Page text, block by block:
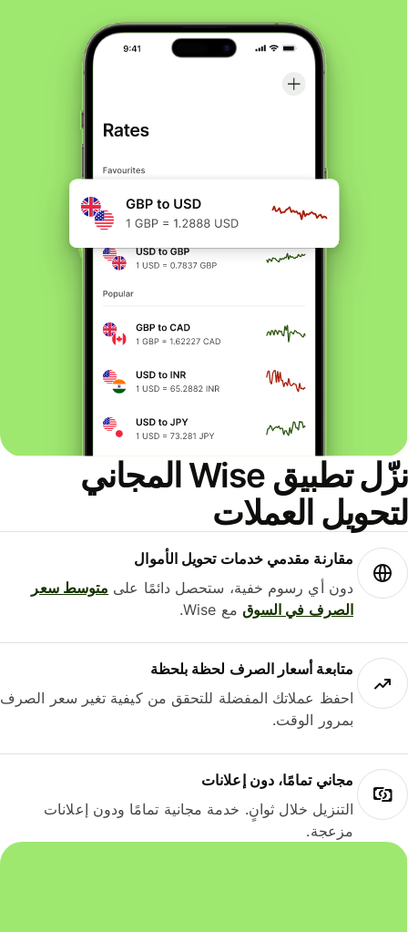
نزّل تطبيق Wise المجاني
العملات
مقارنة مقدمي خدمات تحويل الأموال
دون أي رسوم خفية، ستحصل دائمًا علىمتوسط ​​سعر
الصرف في السوقمع Wise.
متابعة أسعار الصرف لحظة بلحظة
احفظ عملاتك المفضلة للتحقق من كيفية تغير سعر الصرف
بمرور الوقت.
مجاني تمامًا، دون إعلانات
التنزيل خلال ثوانٍ. خدمة مجانية تمامًا ودون إعلانات
مزعجة.